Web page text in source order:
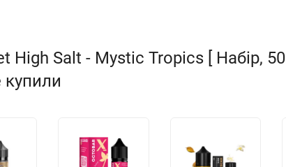
High Salt - Mystic Tropics [ Набір, 50
купили